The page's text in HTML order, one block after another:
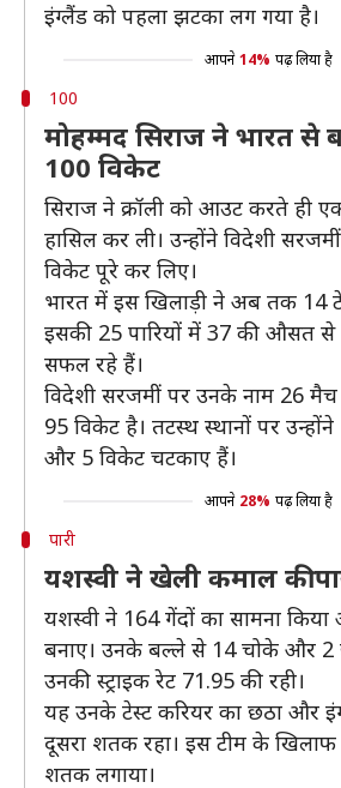
इंग्लैंड को पहला झटका लग गया है।
आपने 14% पढ़ लिया है
100
मोहम्मद सिराज ने भारत से
100 विकेट
सिराज ने क्रॉली को आउट करते ही
हासिल कर ली। उन्होंने विदेशी
विकेट पूरे कर लिए।
भारत में इस खिलाड़ी ने अब तक
इसकी 25 पारियों में 37 की औसत
सफल रहे हैं।
विदेशी सरजमीं पर उनके नाम 26 मैच
95 विकेट है। तटस्थ स्थानों पर
और 5 विकेट चटकाए हैं।
आपने 28% पढ़ लिया है
पारी
यशस्वी ने खेली कमाल की
यशस्वी ने 164 गेंदों का सामना
बनाए। उनके बल्ले से 14 चोके और
उनकी स्ट्राइक रेट 71.95 की रही।
यह उनके टेस्ट करियर का छठा और
दूसरा शतक रहा। इस टीम के खिलाफ
शतक लगाया।